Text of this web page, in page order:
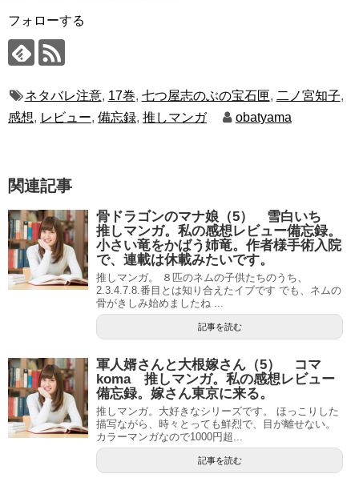
フォローする
ネタバレ注意, 17巻, 七つ屋志のぶの宝石匣, 二ノ宮知子,
感想, レビュー, 備忘録, 推しマンガ obatyama
関連記事
骨ドラゴンのマナ娘（5） 雪白いち
推しマンガ。私の感想レビュー備忘録。
小さい竜をかばう姉竜。作者様手術入院
で、連載は休載みたいです。
推しマンガ。 ８匹のネムの子供たちのうち、
2.3.4.7.8.番目とは知り合えたイブです でも、ネムの
骨がきしみ始めましたね ...
記事を読む
軍人婿さんと大根嫁さん（5） コマ
koma 推しマンガ。私の感想レビュー
備忘録。嫁さん東京に来る。
推しマンガ。大好きなシリーズです。 ほっこりした
描写ながら、時々とっても鮮烈で、目が離せない。
カラーマンガなので1000円超...
記事を読む